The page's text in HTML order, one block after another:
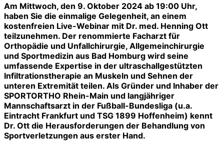
Am Mittwoch, den 9. Oktober 2024 ab 19:00 Uhr,
haben Sie die einmalige Gelegenheit, an einem
kostenfreien Live-Webinar mit Dr. med. Henning Ott
teilzunehmen. Der renommierte Facharzt für
Orthopädie und Unfallchirurgie, Allgemeinchirurgie
und Sportmedizin aus Bad Homburg wird seine
umfassende Expertise in der ultraschallgestützten
Infiltrationstherapie an Muskeln und Sehnen der
unteren Extremität teilen. Als Gründer und Inhaber der
SPORTORTHO Rhein-Main und langjähriger
Mannschaftsarzt in der Fußball-Bundesliga (u.a.
Eintracht Frankfurt und TSG 1899 Hoffenheim) kennt
Dr. Ott die Herausforderungen der Behandlung von
Sportverletzungen aus erster Hand.